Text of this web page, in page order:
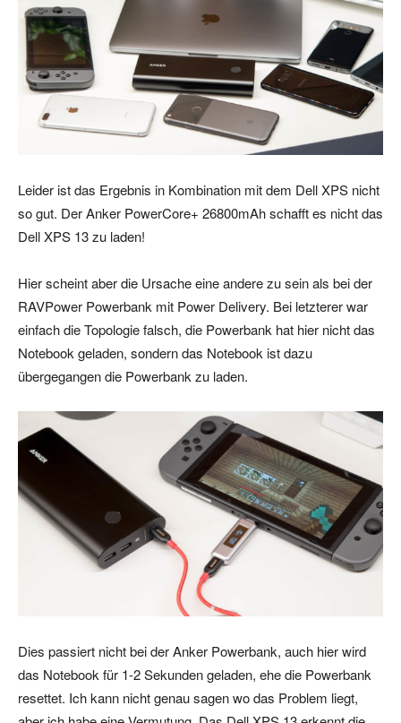
Leider ist das Ergebnis in Kombination mit dem Dell XPS nicht
so gut. Der Anker PowerCore+ 26800mAh schafft es nicht das
Dell XPS 13 zu laden!
Hier scheint aber die Ursache eine andere zu sein als bei der
RAVPower Powerbank mit Power Delivery. Bei letzterer war
einfach die Topologie falsch, die Powerbank hat hier nicht das
Notebook geladen, sondern das Notebook ist dazu
übergegangen die Powerbank zu laden.
Dies passiert nicht bei der Anker Powerbank, auch hier wird
das Notebook für 1-2 Sekunden geladen, ehe die Powerbank
resettet. Ich kann nicht genau sagen wo das Problem liegt,